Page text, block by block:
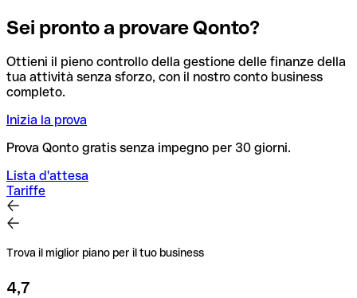
Sei pronto a provare Qonto?
Ottieni il pieno controllo della gestione delle finanze della
tua attività senza sforzo, con il nostro conto business
completo.
Inizia la prova
Prova Qonto gratis senza impegno per 30 giorni.
Lista d'attesa
Tariffe
Trova il miglior piano per il tuo business
4,7